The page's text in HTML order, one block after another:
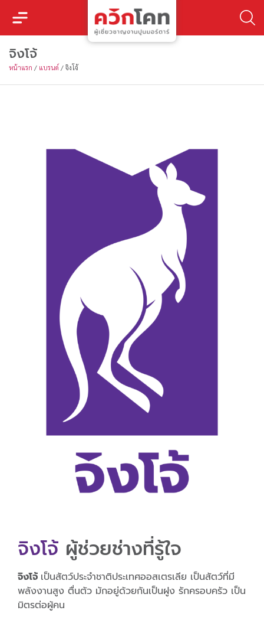
จิงโจ้
หน้าแรก / แบรนด์ / จิงโจ้
จิงโจ้ ผู้ช่วยช่างที่รู้ใจ
จิงโจ้ เป็นสัตว์ประจำชาติประเทศออสเตรเลีย เป็นสัตว์ที่มี
พลังงานสูง ตื่นตัว มักอยู่ด้วยกันเป็นฝูง รักครอบครัว เป็น
มิตรต่อผู้คน